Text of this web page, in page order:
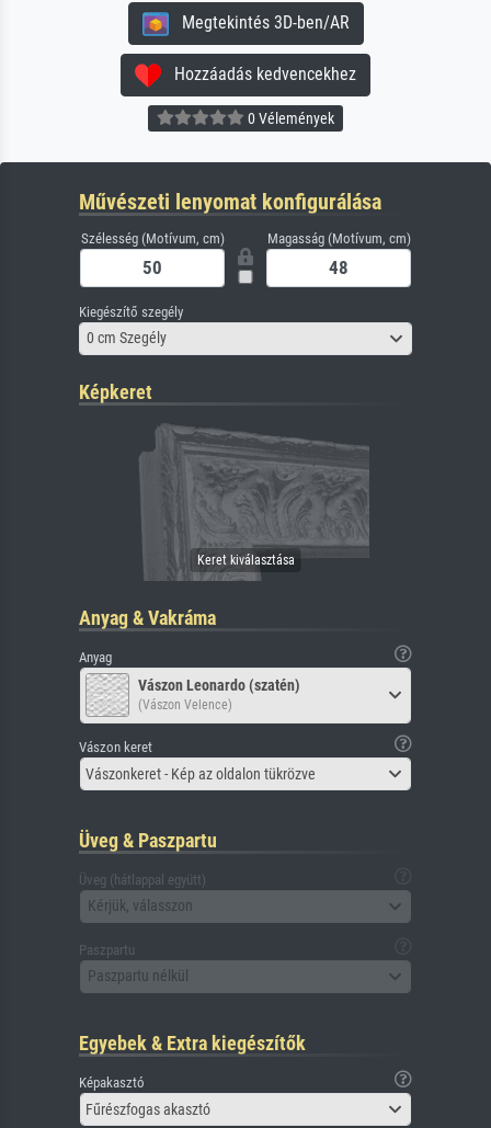
Megtekintés 3D-ben/AR
Hozzáadás kedvencekhez
0 Vélemények
Művészeti lenyomat konfigurálása
Szélesség (Motívum, cm) Magasság (Motívum, cm)
Kiegészítő szegély
0 cm Szegély
Képkeret
Anyag & Vakráma
Anyag
Vászon Leonardo (szatén)
(Vászon Velence)
Vászon keret
Vászonkeret - Kép az oldalon tükrözve
Üveg & Paszpartu
Üveg (hátlappal együtt)
Kérjük, válasszon
Paszpartu
Paszpartu nélkül
Egyebek & Extra kiegészítők
Képakasztó
Fűrészfogas akasztó